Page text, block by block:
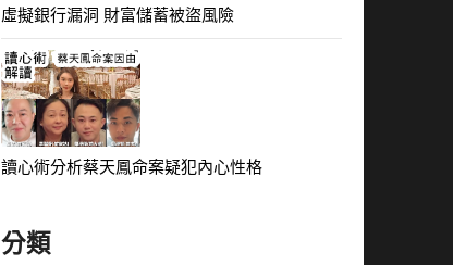
虛擬銀行漏洞 財富儲蓄被盜風險
讀心術分析蔡天鳳命案疑犯內心性格
分類